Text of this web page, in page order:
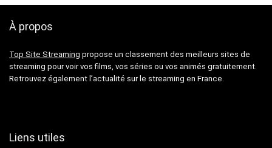
À propos
Top Site Streaming propose un classement des meilleurs sites de
streaming pour voir vos films, vos séries ou vos animés gratuitement.
Retrouvez également l’actualité sur le streaming en France.
Liens utiles